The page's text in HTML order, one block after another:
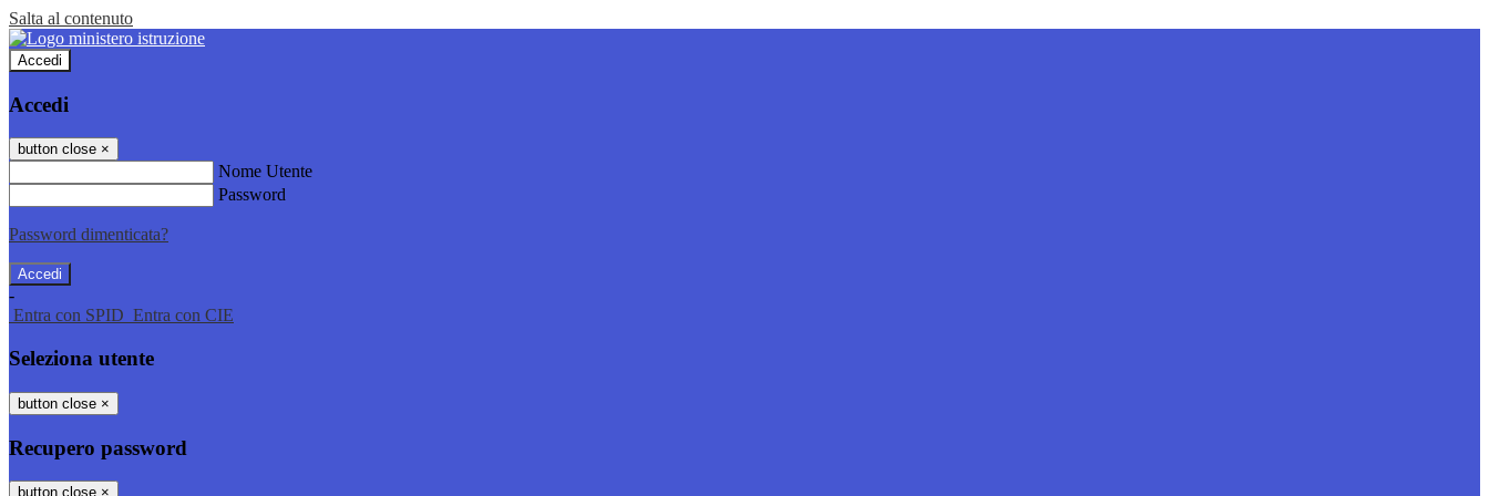
Salta al contenuto
Accedi
Accedi
button close ×
Nome Utente
Password
Password dimenticata?
-
Entra con SPID Entra con CIE
Seleziona utente
button close ×
Recupero password
button close ×